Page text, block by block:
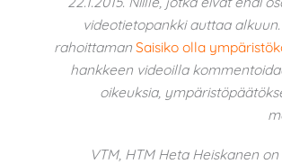
videotietopankki auttaa
rahoittaman Saisiko olla
hankkeen videoilla
oikeuksia,
VTM, HTM Heta Heiskanen